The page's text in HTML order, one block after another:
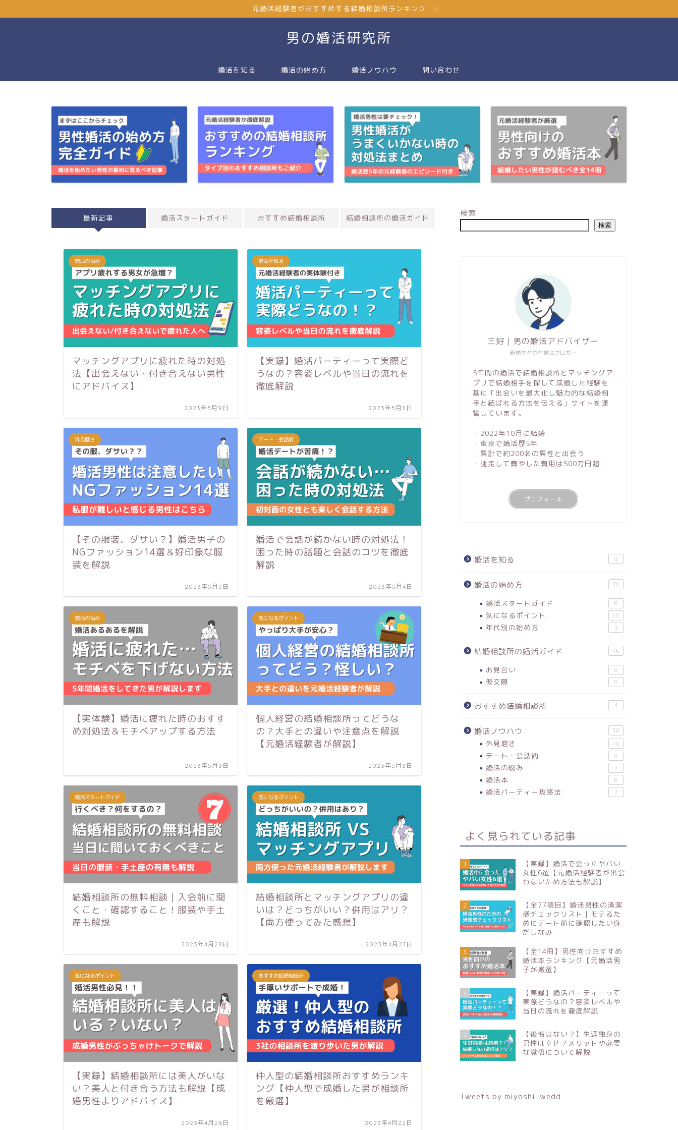
元婚活経験者がおすすめする結婚相談所ランキング
男の婚活研究所
婚活を知る 婚活の始め方 婚活ノウハウ 問い合わせ
最新記事 婚活スタートガイド おすすめ結婚相談所 結婚相談所の婚活ガイド
婚活の悩み
マッチングアプリに疲れた時の対処
法【出会えない・付き合えない男性
にアドバイス】
2023年5月9日
婚活を知る
【実録】婚活パーティーって実際ど
うなの？容姿レベルや当日の流れを
徹底解説
2023年5月8日
外見磨き
【その服装、ダサい？】婚活男子の
NGファッション14選＆好印象な服
装を解説
2023年5月5日
デート・会話術
婚活で会話が続かない時の対処法！
困った時の話題と会話のコツを徹底
解説
2023年5月4日
婚活の悩み
【実体験】婚活に疲れた時のおすす
め対処法＆モチベアップする方法
2023年5月3日
気になるポイント
個人経営の結婚相談所ってどうな
の？大手との違いや注意点を解説
【元婚活経験者が解説】
2023年5月3日
婚活スタートガイド
結婚相談所の無料相談｜入会前に聞
くこと・確認すること！服装や手土
産も解説
2023年4月28日
気になるポイント
結婚相談所とマッチングアプリの違
いは？どっちがいい？併用はアリ？
【両方使ってみた感想】
2023年4月27日
気になるポイント
【実録】結婚相談所には美人がいな
い？美人と付き合う方法も解説【成
婚男性よりアドバイス】
2023年4月26日
おすすめ結婚相談所
仲人型の結婚相談所おすすめランキ
ング【仲人型で成婚した男が相談所
を厳選】
2023年4月22日
ら始めるべき？元婚活経験者が解説
します！
2023年7月27日
婚活スタートガイド
っちゃけどうなの？【婚活歴5年の
元婚活経験者が解説】
婚活スタートガイド
めの5つの視点【元婚活経験者が徹
底解説】
2023年6月24日
検索
検索
新婚ホヤホヤ婚活ブロガー
三好｜男の婚活アドバイザー
5年間の婚活で結婚相談所とマッチングア
プリで結婚相手を探して成婚した経験を
基に「出会いを最大化し魅力的な結婚相
手と結ばれる方法を伝える」サイトを運
営しています。
・2022年10月に結婚
・東京で婚活歴5年
・累計で約200名の異性と出会う
・迷走して費やした費用は500万円超
プロフィール
婚活を知る 8
婚活の始め方 20
婚活スタートガイド 6
気になるポイント 10
年代別の始め方 3
結婚相談所の婚活ガイド 16
お見合い 8
仮交際 8
おすすめ結婚相談所 4
婚活ノウハウ 38
外見磨き 10
デート・会話術 8
婚活の悩み 7
婚活本 6
婚活パーティー攻略法 7
よく見られている記事
1
【実録】婚活で会ったヤバい
女性6選【元婚活経験者が出会
わないため方法も解説】
2
【全77項目】婚活男性の清潔
感チェックリスト｜モテるた
めにデート前に確認したい身
だしなみ
3
【全14冊】男性向けおすすめ
婚活本ランキング【元婚活男
子が厳選】
4
【実録】婚活パーティーって
実際どうなの？容姿レベルや
当日の流れを徹底解説
5
【後悔はない？】生涯独身の
男性は幸せ？メリットや必要
な覚悟について解説
Tweets by miyoshi_wedd